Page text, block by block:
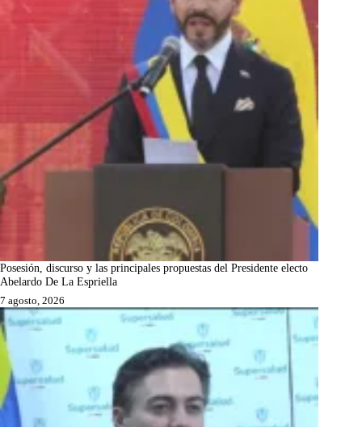
Posesión, discurso y las principales propuestas del Presidente electo
Abelardo De La Espriella
7 agosto, 2026